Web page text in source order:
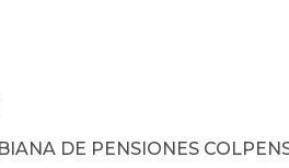
DE PENSIONES